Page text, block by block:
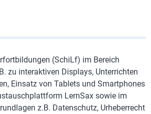
(SchiLf) im Bereich
zu interaktiven Displays, Unterrichten
Einsatz von Tablets und Smartphones
LernSax sowie im
z.B. Datenschutz, Urheberrecht